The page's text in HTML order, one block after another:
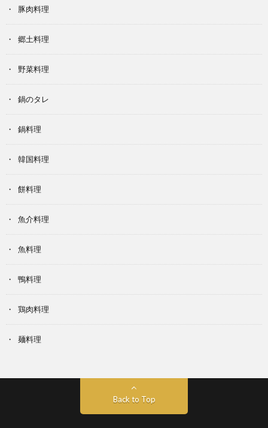
豚肉料理
郷土料理
野菜料理
鍋のタレ
鍋料理
韓国料理
餅料理
魚介料理
魚料理
鴨料理
鶏肉料理
麺料理
Back to Top